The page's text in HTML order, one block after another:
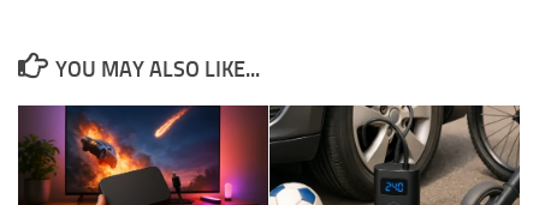
YOU MAY ALSO LIKE...